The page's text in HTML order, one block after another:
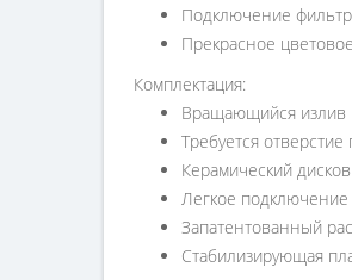
Подключение
Прекрасное
Комплектация:
Вращающийся излив
Требуется
Керамический
Легкое
Запатентованный
Стабилизирующая